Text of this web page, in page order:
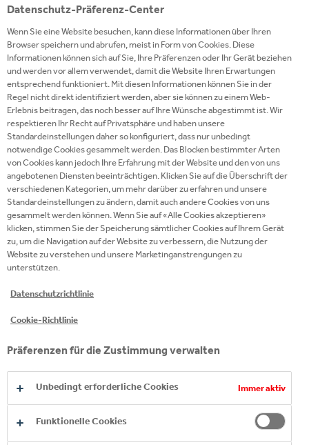
Nutzen Sie unser Kundenportal: eine einfache und
bequeme Möglichkeit, unsere Produkte online zu
bestellen. Ihr Zugang zu exklusiven
Sonderangeboten, hervorragendem Service und
unseren Leistungen sind nur einen Klick entfernt.
JETZT REGISTRIEREN
GETRÄNKE A-Z
Unser Ziel ist es, für jeden Geschmack
und jede Situation das richtige Produkt
Tag, sieben Tage die Woche. Die
Geschmäcker und Vorlieben unserer
ändern sich laufend. Wir stellen sie daher
und bieten ein innovatives und auf ihre
Datenschutz-Präferenz-Center
Wenn Sie eine Website besuchen, kann diese Informationen über Ihren
Browser speichern und abrufen, meist in Form von Cookies. Diese
Informationen können sich auf Sie, Ihre Präferenzen oder Ihr Gerät beziehen
und werden vor allem verwendet, damit die Website Ihren Erwartungen
entsprechend funktioniert. Mit diesen Informationen können Sie in der
Regel nicht direkt identifiziert werden, aber sie können zu einem Web-
Erlebnis beitragen, das noch besser auf Ihre Wünsche abgestimmt ist. Wir
respektieren Ihr Recht auf Privatsphäre und haben unsere
Standardeinstellungen daher so konfiguriert, dass nur unbedingt
notwendige Cookies gesammelt werden. Das Blocken bestimmter Arten
von Cookies kann jedoch Ihre Erfahrung mit der Website und den von uns
angebotenen Diensten beeinträchtigen. Klicken Sie auf die Überschrift der
verschiedenen Kategorien, um mehr darüber zu erfahren und unsere
Standardeinstellungen zu ändern, damit auch andere Cookies von uns
gesammelt werden können. Wenn Sie auf «Alle Cookies akzeptieren»
klicken, stimmen Sie der Speicherung sämtlicher Cookies auf Ihrem Gerät
zu, um die Navigation auf der Website zu verbessern, die Nutzung der
Website zu verstehen und unsere Marketinganstrengungen zu
unterstützen.
Datenschutzrichtlinie
Cookie-Richtlinie
Präferenzen für die Zustimmung verwalten
Unbedingt erforderliche Cookies Immer aktiv
Funktionelle Cookies